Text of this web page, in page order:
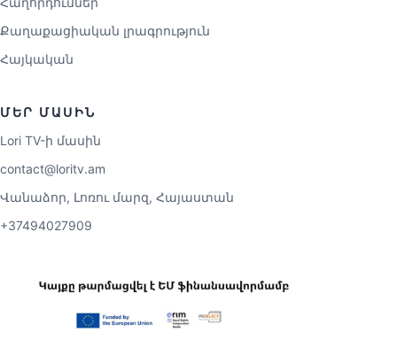
Քաղաքացիական լրագրություն
Հայկական
ՄԵՐ ՄԱՍԻՆ
Lori TV-ի մասին
contact@loritv.am
Վանաձոր, Լոռու մարզ, Հայաստան
+37494027909